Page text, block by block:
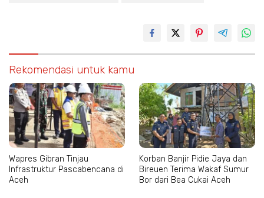
Rekomendasi untuk kamu
Wapres Gibran Tinjau
Infrastruktur Pascabencana di
Aceh
Korban Banjir Pidie Jaya dan
Bireuen Terima Wakaf Sumur
Bor dari Bea Cukai Aceh